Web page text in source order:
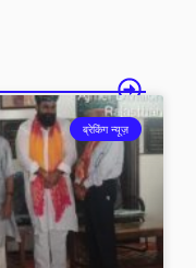
ब्रेकिंग न्यूज़